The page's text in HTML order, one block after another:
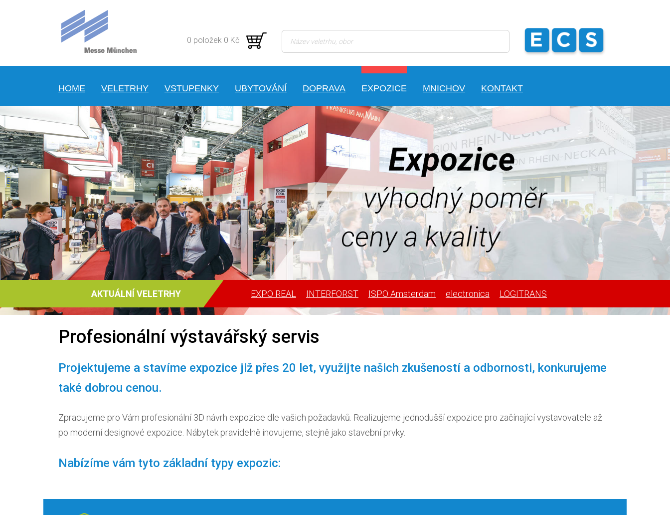
0 položek 0 Kč
HOME VELETRHY VSTUPENKY UBYTOVÁNÍ DOPRAVA EXPOZICE MNICHOV KONTAKT
AKTUÁLNÍ VELETRHY EXPO REAL INTERFORST ISPO Amsterdam electronica LOGITRANS
Profesionální výstavářský servis
Projektujeme a stavíme expozice již přes 20 let, využijte našich zkušeností a odbornosti, konkurujeme
také dobrou cenou.
Zpracujeme pro Vám profesionální 3D návrh expozice dle vašich požadavků. Realizujeme jednodušší expozice pro začínající vystavovatele až
po moderní designové expozice. Nábytek pravidelně inovujeme, stejně jako stavební prvky.
Nabízíme vám tyto základní typy expozic: